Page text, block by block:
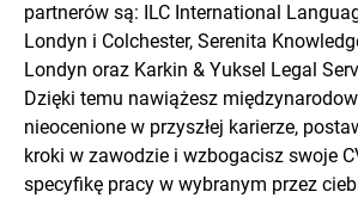
partnerów są: ILC International
Londyn i Colchester, Serenita
Londyn oraz Karkin & Yuksel Legal
Dzięki temu nawiążesz
nieocenione w przyszłej karierze,
kroki w zawodzie i wzbogacisz swoje
specyfikę pracy w wybranym przez